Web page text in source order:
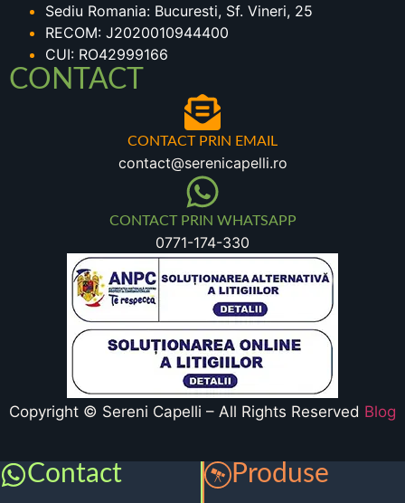
Sediu Romania: Bucuresti, Sf. Vineri, 25
RECOM: J2020010944400
CUI: RO42999166
CONTACT
CONTACT PRIN EMAIL
contact@serenicapelli.ro
CONTACT PRIN WHATSAPP
0771-174-330
Copyright © Sereni Capelli – All Rights Reserved Blog
Contact Produse